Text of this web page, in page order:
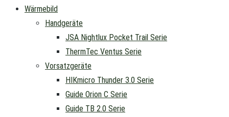
Wärmebild
Handgeräte
JSA Nightlux Pocket Trail Serie
ThermTec Ventus Serie
Vorsatzgeräte
HIKmicro Thunder 3.0 Serie
Guide Orion C Serie
Guide TB 2.0 Serie